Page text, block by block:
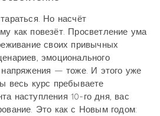
Но насчёт
как повезёт. Просветление ума
своих привычных
эмоционального
напряжения — тоже. И этого уже
весь курс пребываете
наступления 10-го дня, вас
Это как с Новым годом: